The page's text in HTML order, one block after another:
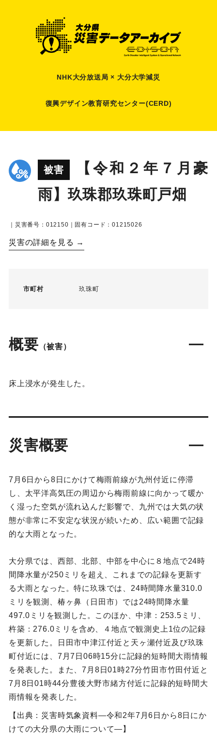
NHK大分放送局 × 大分大学減災
復興デザイン教育研究センター(CERD)
被害
【令和２年７月豪
雨】玖珠郡玖珠町戸畑
｜災害番号：012150｜固有コード：01215026
災害の詳細を見る →
市町村 玖珠町
概要 （被害）
床上浸水が発生した。
災害概要
7月6日から8日にかけて梅雨前線が九州付近に停滞
し、太平洋高気圧の周辺から梅雨前線に向かって暖か
く湿った空気が流れ込んだ影響で、九州では大気の状
態が非常に不安定な状況が続いため、広い範囲で記録
的な大雨となった。
大分県では、西部、北部、中部を中心に８地点で24時
間降水量が250ミリを超え、これまでの記録を更新す
る大雨となった。特に玖珠では、24時間降水量310.0
ミリを観測、椿ヶ鼻（日田市）では24時間降水量
497.0ミリを観測した。このほか、中津：253.5ミリ、
杵築：276.0ミリを含め、４地点で観測史上1位の記録
を更新した。日田市中津江付近と天ヶ瀬付近及び玖珠
町付近には、7月7日06時15分に記録的短時間大雨情報
を発表した。また、7月8日01時27分竹田市竹田付近と
7月8日01時44分豊後大野市緒方付近に記録的短時間大
雨情報を発表した。
【出典：災害時気象資料―令和2年7月6日から8日にか
けての大分県の大雨について―】